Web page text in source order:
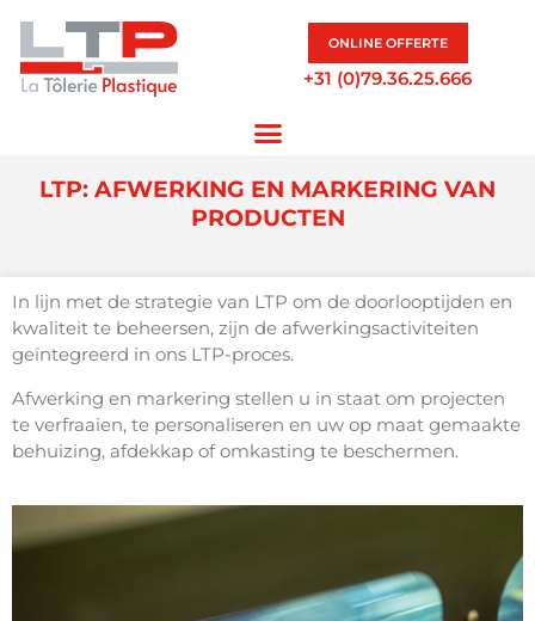
ONLINE OFFERTE
+31 (0)79.36.25.666
LTP: AFWERKING EN MARKERING VAN
PRODUCTEN
In lijn met de strategie van LTP om de doorlooptijden en
kwaliteit te beheersen, zijn de afwerkingsactiviteiten
geïntegreerd in ons LTP-proces.
Afwerking en markering stellen u in staat om projecten
te verfraaien, te personaliseren en uw op maat gemaakte
behuizing, afdekkap of omkasting te beschermen.